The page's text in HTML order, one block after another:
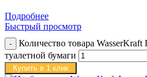
Подробнее
Быстрый просмотр
Количество товара
туалетной бумаги
Купить в 1 клик